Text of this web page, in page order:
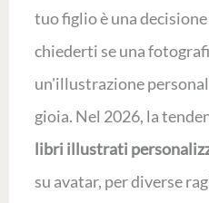
tuo figlio è una
chiederti se una
un'illustrazione
gioia. Nel 2026, la
libri illustrati
su avatar, per diverse